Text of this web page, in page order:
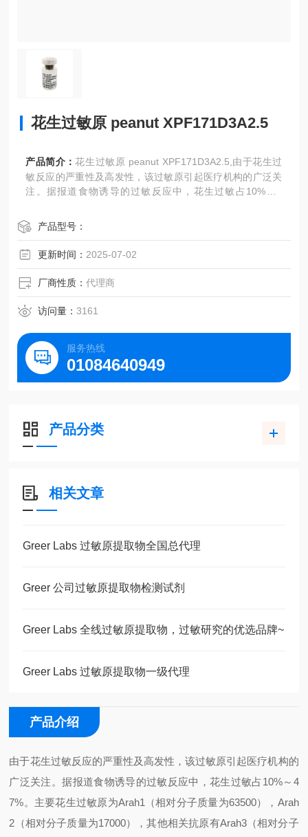
花生过敏原 peanut XPF171D3A2.5
产品简介：花生过敏原 peanut XPF171D3A2.5,由于花生过
敏反应的严重性及高发性，该过敏原引起医疗机构的广泛关
注。据报道食物诱导的过敏反应中，花生过敏占10%～4
产品型号：
更新时间： 2025-07-02
厂商性质：代理商
访问量：3161
服务热线
01084640949
产品分类
相关文章
Greer Labs 过敏原提取物全国总代理
Greer 公司过敏原提取物检测试剂
Greer Labs 全线过敏原提取物，过敏研究的优选品牌~
Greer Labs 过敏原提取物一级代理
产品介绍
由于花生过敏反应的严重性及高发性，该过敏原引起医疗机构的
广泛关注。据报道食物诱导的过敏反应中，花生过敏占10%～4
7%。主要花生过敏原为Arah1（相对分子质量为63500），Arah
2（相对分子质量为17000），其他相关抗原有Arah3（相对分子